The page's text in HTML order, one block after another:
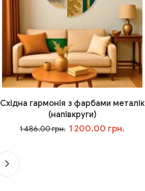
Східна гармонія з фарбами металік
(напівкруги)
1 486.00 грн. 1 200.00 грн.